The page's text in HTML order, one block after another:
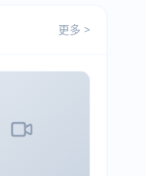
更多 >